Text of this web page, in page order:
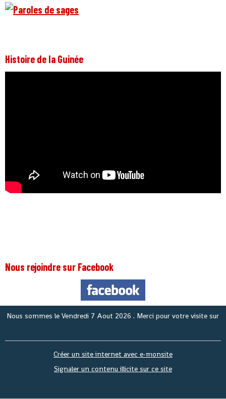
Histoire de la Guinée
Nous rejoindre sur Facebook
leVendredi 7 Aout 2026. Merci pour votre visite sur
Créer un site internet avec e-monsite
Signaler un contenu illicite sur ce site